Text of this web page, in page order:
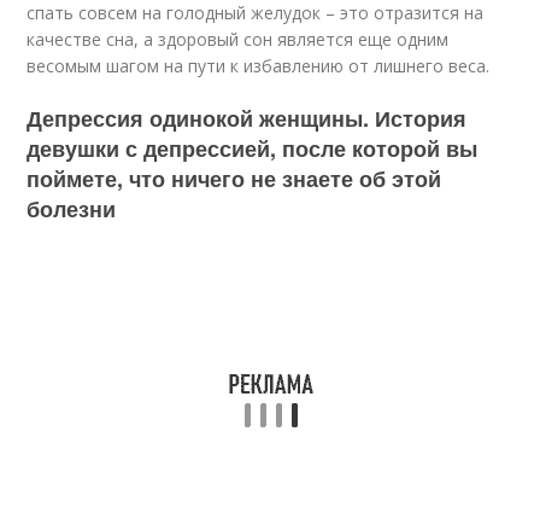
спать совсем на голодный желудок – это отразится на
качестве сна, а здоровый сон является еще одним
весомым шагом на пути к избавлению от лишнего веса.
Депрессия одинокой женщины. История
девушки с депрессией, после которой вы
поймете, что ничего не знаете об этой
болезни